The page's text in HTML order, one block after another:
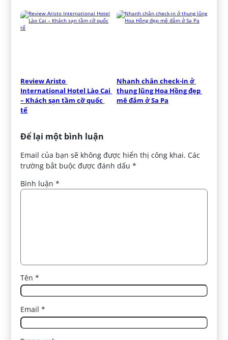
Review Aristo
International Hotel Lào Cai
– Khách sạn tầm cỡ quốc
tế
Nhanh chân check-in ở
thung lũng Hoa Hồng đẹp
mê đắm ở Sa Pa
Để lại một bình luận
Email của bạn sẽ không được hiển thị công khai. Các
trường bắt buộc được đánh dấu*
Bình luận*
Tên*
Email*